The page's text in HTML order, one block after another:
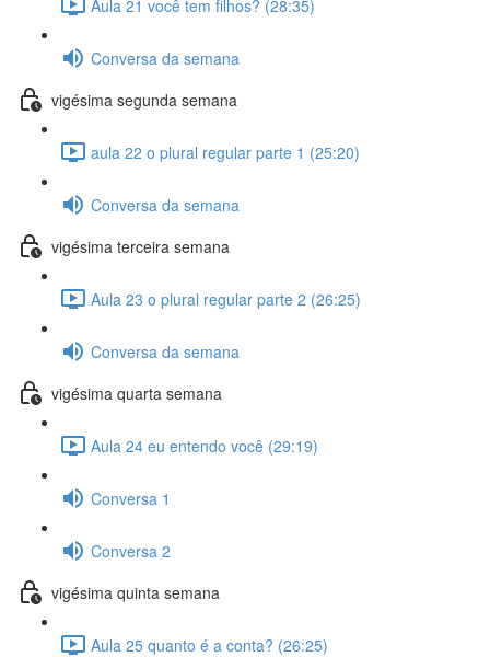
Aula 21 você tem filhos? (28:35)
Conversa da semana
vigésima segunda semana
aula 22 o plural regular parte 1 (25:20)
Conversa da semana
vigésima terceira semana
Aula 23 o plural regular parte 2 (26:25)
Conversa da semana
vigésima quarta semana
Aula 24 eu entendo você (29:19)
Conversa 1
Conversa 2
vigésima quinta semana
Aula 25 quanto é a conta? (26:25)